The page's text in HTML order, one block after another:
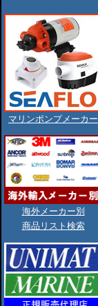
マリンポンプメーカー
海外メーカー別
商品リスト検索